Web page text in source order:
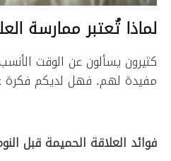
لماذا تُعتبر ممارسة
كثيرون يسألون عن الوقت
مفيدة لهم. فهل لديكم فكرة
فوائد العلاقة الحميمة قبل